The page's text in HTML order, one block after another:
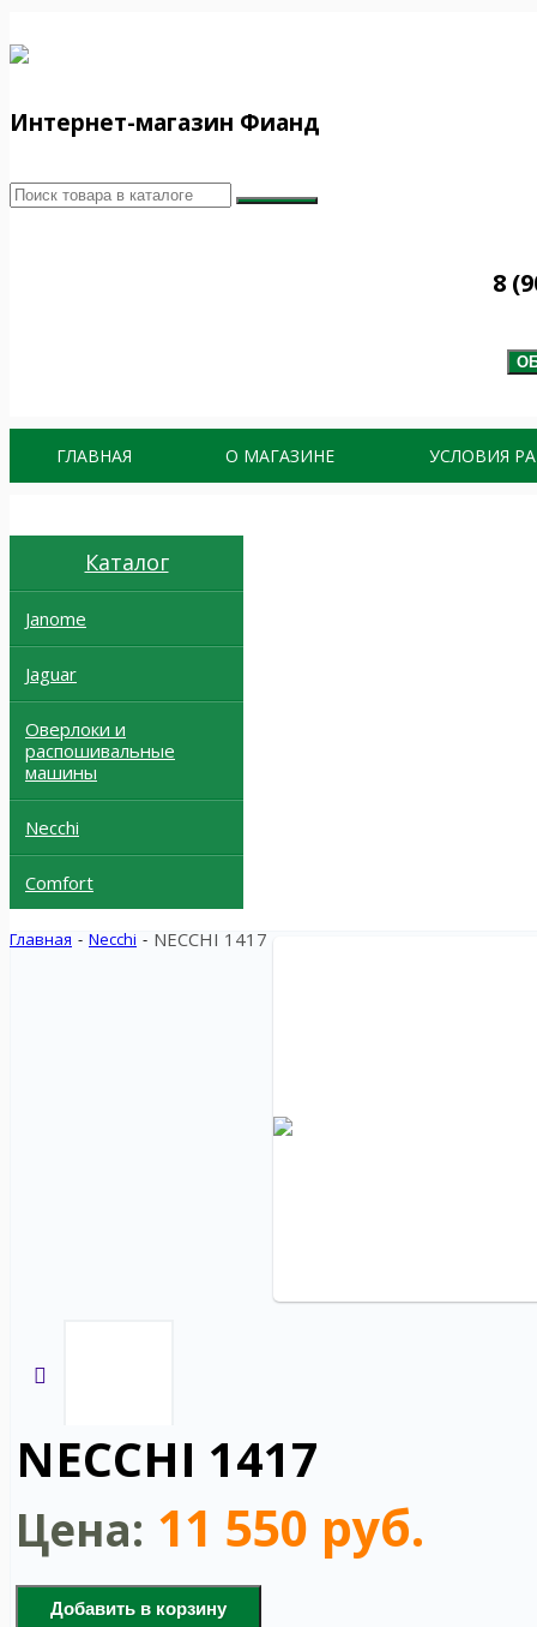
Интернет-магазин Фианд
8
ГЛАВНАЯ О МАГАЗИНЕ УСЛОВИЯ
Каталог
Janome
Jaguar
Оверлоки и
распошивальные
машины
Necchi
Comfort
Главная - Necchi - NECCHI 1417
NECCHI 1417
Цена: 11 550 руб.
Добавить в корзину